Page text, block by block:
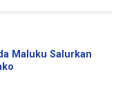
Maluku Salurkan